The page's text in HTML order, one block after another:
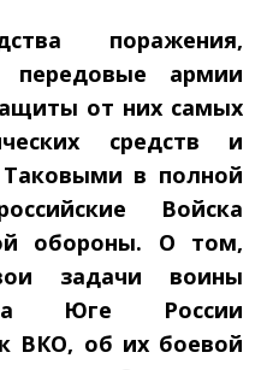
поражения,
армии
от них самых
средств и
в полной
Войска
обороны. О том,
задачи воины
на Юге России
ВКО, об их боевой